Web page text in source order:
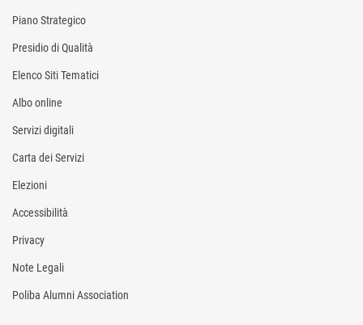
Piano Strategico
Presidio di Qualità
Elenco Siti Tematici
Albo online
Servizi digitali
Carta dei Servizi
Elezioni
Accessibilità
Privacy
Note Legali
Poliba Alumni Association